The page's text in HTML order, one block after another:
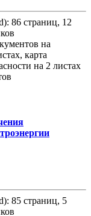
86 страниц, 12
на
карта
на 2 листах
85 страниц, 5